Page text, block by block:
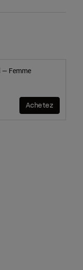
— Femme
Achetez